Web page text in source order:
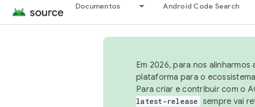
Documentos Android Code Search
Em 2026, para nos
plataforma para o
Para criar e contribuir com o
latest-release sempre vai